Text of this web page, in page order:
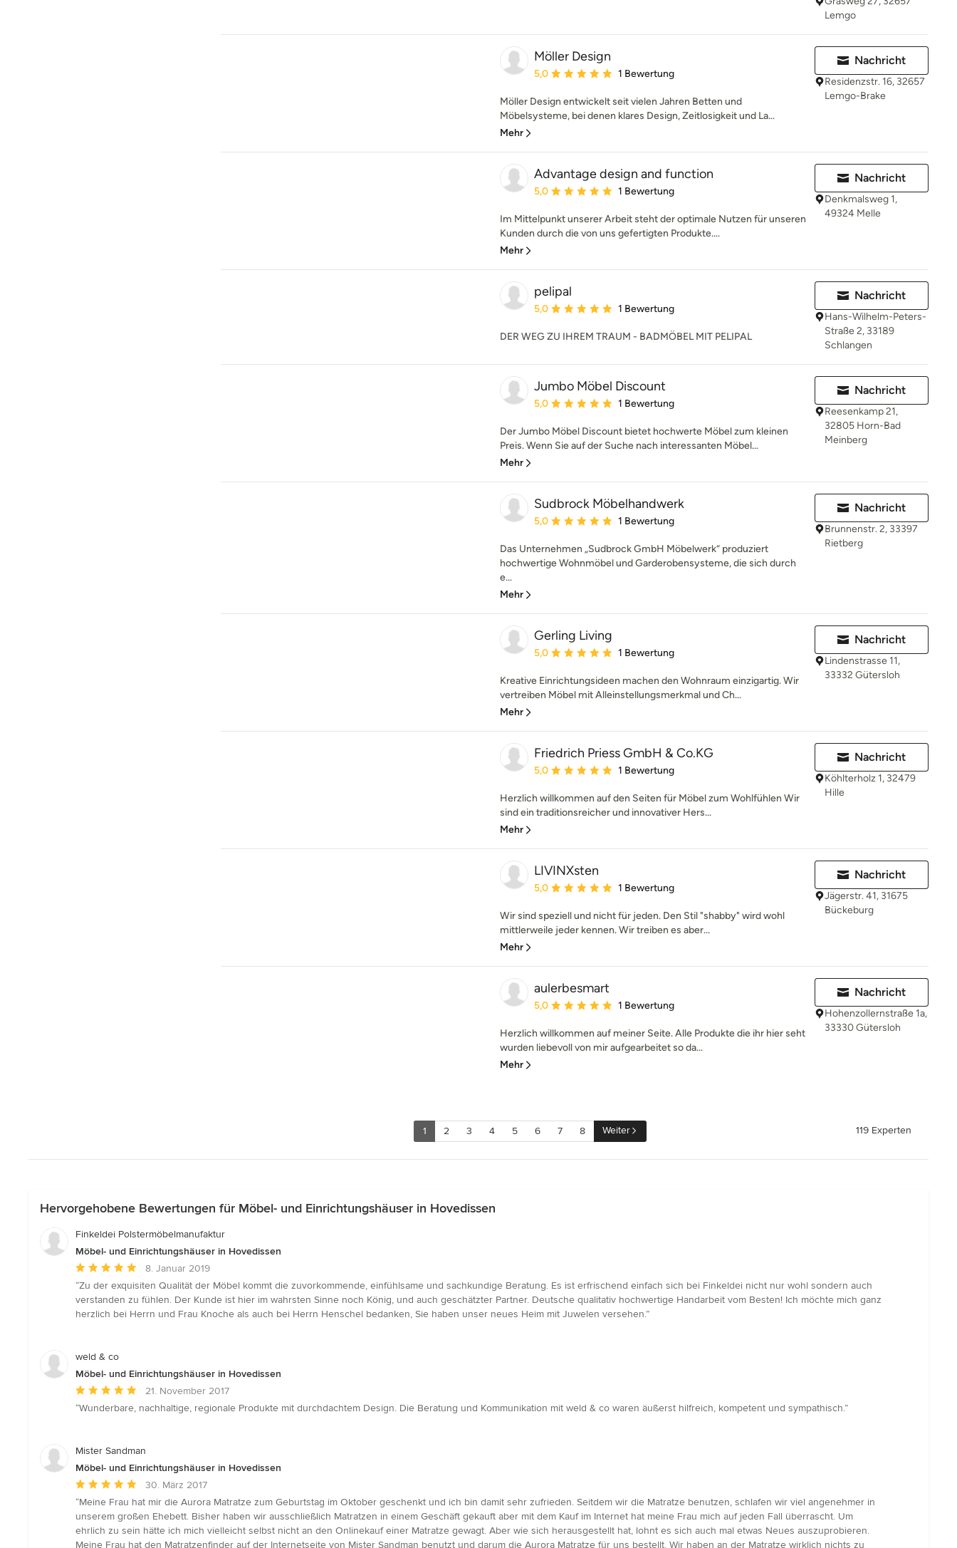
Lemgo
Möller Design
Durchschnittliche Bewertung: 5 von 5 Sternen
5,0 1 Bewertung
Möller Design entwickelt seit vielen Jahren Betten und
Möbelsysteme, bei denen klares Design, Zeitlosigkeit und La...
Mehr
Nachricht
Residenzstr. 16, 32657
Lemgo-Brake
Advantage design and function
Durchschnittliche Bewertung: 5 von 5 Sternen
5,0 1 Bewertung
Im Mittelpunkt unserer Arbeit steht der optimale Nutzen für unseren
Kunden durch die von uns gefertigten Produkte....
Mehr
Nachricht
Denkmalsweg 1,
49324 Melle
pelipal
Durchschnittliche Bewertung: 5 von 5 Sternen
5,0 1 Bewertung
DER WEG ZU IHREM TRAUM - BADMÖBEL MIT PELIPAL
Nachricht
Hans-Wilhelm-Peters-
Straße 2, 33189
Schlangen
Jumbo Möbel Discount
Durchschnittliche Bewertung: 5 von 5 Sternen
5,0 1 Bewertung
Der Jumbo Möbel Discount bietet hochwerte Möbel zum kleinen
Preis. Wenn Sie auf der Suche nach interessanten Möbel...
Mehr
Nachricht
Reesenkamp 21,
32805 Horn-Bad
Meinberg
Sudbrock Möbelhandwerk
Durchschnittliche Bewertung: 5 von 5 Sternen
5,0 1 Bewertung
Das Unternehmen „Sudbrock GmbH Möbelwerk“ produziert
hochwertige Wohnmöbel und Garderobensysteme, die sich durch
e...
Mehr
Nachricht
Brunnenstr. 2, 33397
Rietberg
Gerling Living
Durchschnittliche Bewertung: 5 von 5 Sternen
5,0 1 Bewertung
Kreative Einrichtungsideen machen den Wohnraum einzigartig. Wir
vertreiben Möbel mit Alleinstellungsmerkmal und Ch...
Mehr
Nachricht
Lindenstrasse 11,
33332 Gütersloh
Friedrich Priess GmbH & Co.KG
Durchschnittliche Bewertung: 5 von 5 Sternen
5,0 1 Bewertung
Herzlich willkommen auf den Seiten für Möbel zum Wohlfühlen Wir
sind ein traditionsreicher und innovativer Hers...
Mehr
Nachricht
Köhlterholz 1, 32479
Hille
LIVINXsten
Durchschnittliche Bewertung: 5 von 5 Sternen
5,0 1 Bewertung
Wir sind speziell und nicht für jeden. Den Stil "shabby" wird wohl
mittlerweile jeder kennen. Wir treiben es aber...
Mehr
Nachricht
Jägerstr. 41, 31675
Bückeburg
aulerbesmart
Durchschnittliche Bewertung: 5 von 5 Sternen
5,0 1 Bewertung
Herzlich willkommen auf meiner Seite. Alle Produkte die ihr hier seht
wurden liebevoll von mir aufgearbeitet so da...
Mehr
Nachricht
Hohenzollernstraße 1a,
33330 Gütersloh
1 2 3 4 5 6 7 8 Weiter 119 Experten
Hervorgehobene Bewertungen für Möbel- und Einrichtungshäuser in Hovedissen
Finkeldei Polstermöbelmanufaktur
Möbel- und Einrichtungshäuser in Hovedissen
Durchschnittliche
Bewertung:
5
von
8. Januar 2019
“Zu der exquisiten Qualität der Möbel kommt die zuvorkommende, einfühlsame und sachkundige Beratung. Es ist erfrischend einfach sich bei Finkeldei nicht nur wohl sondern auch
verstanden zu fühlen. Der Kunde ist hier im wahrsten Sinne noch König, und auch geschätzter Partner. Deutsche qualitativ hochwertige Handarbeit vom Besten! Ich möchte mich ganz
herzlich bei Herrn und Frau Knoche als auch bei Herrn Henschel bedanken, Sie haben unser neues Heim mit Juwelen versehen.”
weld & co
Möbel- und Einrichtungshäuser in Hovedissen
Durchschnittliche
Bewertung:
5
21. November 2017
“Wunderbare, nachhaltige, regionale Produkte mit durchdachtem Design. Die Beratung und Kommunikation mit weld & co waren äußerst hilfreich, kompetent und sympathisch.”
Mister Sandman
Möbel- und Einrichtungshäuser in Hovedissen
Durchschnittliche
Bewertung:
5
von
5
30. März 2017
“Meine Frau hat mir die Aurora Matratze zum Geburtstag im Oktober geschenkt und ich bin damit sehr zufrieden. Seitdem wir die Matratze benutzen, schlafen wir viel angenehmer in
unserem großen Ehebett. Bisher haben wir ausschließlich Matratzen in einem Geschäft gekauft aber mit dem Kauf im Internet hat meine Frau mich auf jeden Fall überrascht. Um
ehrlich zu sein hätte ich mich vielleicht selbst nicht an den Onlinekauf einer Matratze gewagt. Aber wie sich herausgestellt hat, lohnt es sich auch mal etwas Neues auszuprobieren.
Meine Frau hat den Matratzenfinder auf der Internetseite von Mister Sandman benutzt und darum die Aurora Matratze für uns bestellt. Wir haben an der Matratze wirklich nichts zu